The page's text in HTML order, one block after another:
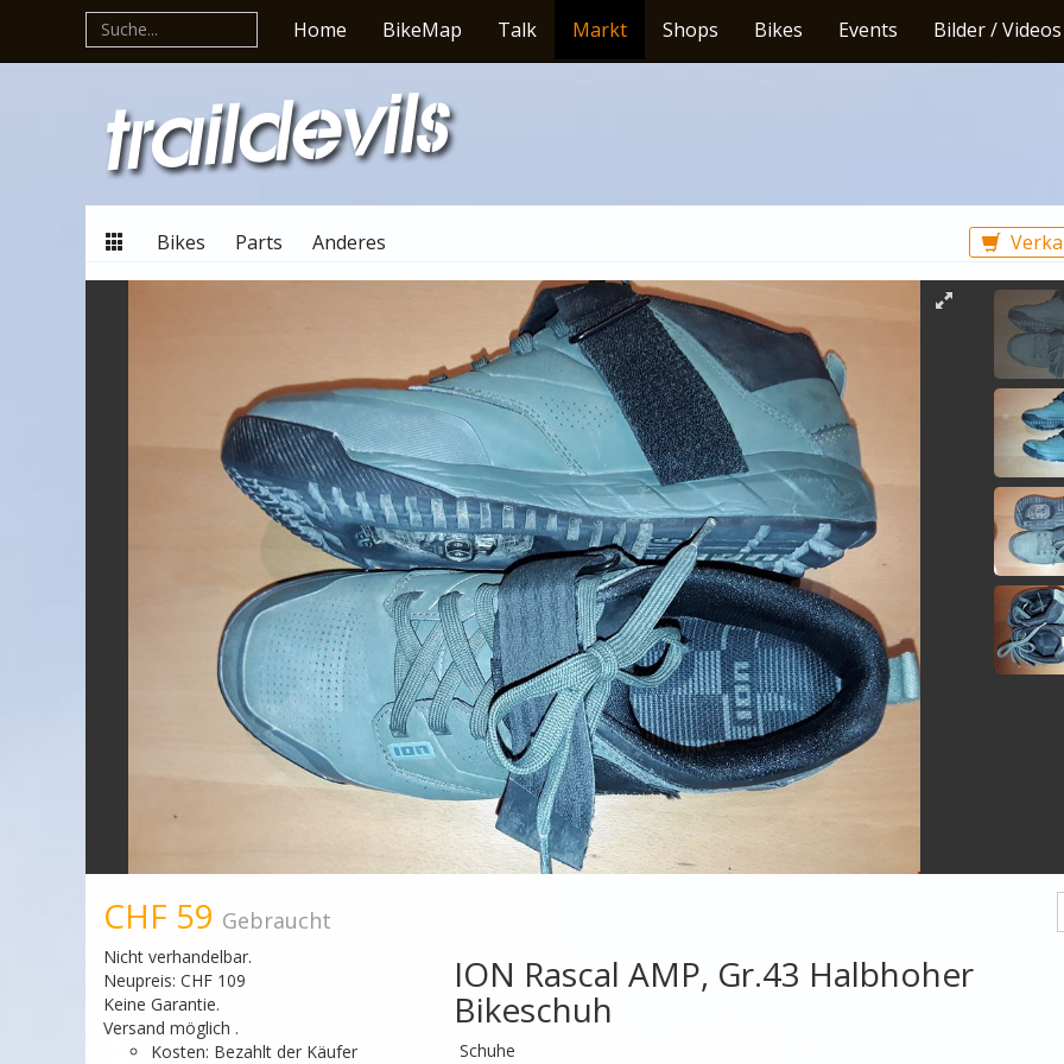
Home BikeMap Talk Markt Shops Bikes Events Bilder / Videos
Bikes Parts Anderes
ION Rascal AMP, Gr.43 Halbhoher
Bikeschuh
Schuhe
CHF 59 Gebraucht
Nicht verhandelbar.
Neupreis: CHF 109
Keine Garantie.
Versand möglich .
Kosten: Bezahlt der Käufer